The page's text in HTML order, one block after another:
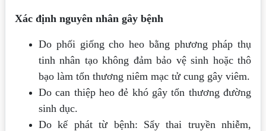
Xác định nguyên nhân gây bệnh
Do phối giống cho heo bằng phương pháp thụ
tinh nhân tạo không đảm bảo vệ sinh hoặc thô
bạo làm tổn thương niêm mạc tử cung gây viêm.
Do can thiệp heo đẻ khó gây tổn thương đường
sinh dục.
Do kế phát từ bệnh: Sẩy thai truyền nhiễm,